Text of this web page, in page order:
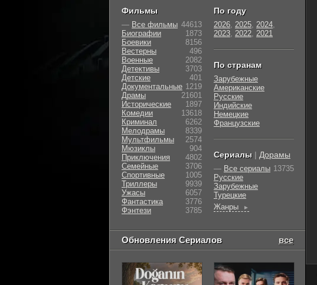
Фильмы
— Все фильмы 44613
Биографии
1873
Боевики
8156
Вестерны
496
Военные
2082
Детективы
3703
Детские
401
Документальные 1219
Драмы
21601
Исторические
1897
Комедии
13618
Криминал
6262
Мелодрамы
8339
Мультфильмы
2574
Мюзиклы
904
Приключения
4802
Семейные
3706
Cпортивные
1005
Триллеры
9939
Ужасы
6057
Фантастика
3776
Фэнтези
3785
По году
2026, 2025, 2024,
2023, 2022, 2021
По странам
Зарубежные
Американские
Русские
Индийские
Немецкие
Французские
Сериалы | Дорамы
— Все сериалы 13735
Русские
Зарубежные
Турецкие
Жанры
►
Обновления Сериалов все